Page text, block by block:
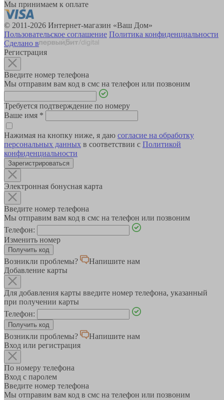
Мы принимаем к оплате
© 2011-2026 Интернет-магазин «Ваш Дом»
Пользовательское соглашение Политика конфиденциальности
Сделано в
Регистрация
Введите номер телефона
Мы отправим вам код в смс на телефон или позвоним
Требуется подтверждение по номеру
Ваше имя *
Нажимая на кнопку ниже, я даю согласие на обработку
персональных данных в соответствии с Политикой
конфиденциальности
Зарегистрироваться
Электронная бонусная карта
Введите номер телефона
Мы отправим вам код в смс на телефон или позвоним
Телефон:
Изменить номер
Возникли проблемы?
Напишите нам
Добавление карты
Для добавления карты введите номер телефона, указанный
при получении карты
Телефон:
Возникли проблемы?
Напишите нам
Вход или регистрация
По номеру телефона
Вход с паролем
Введите номер телефона
Мы отправим вам код в смс на телефон или позвоним